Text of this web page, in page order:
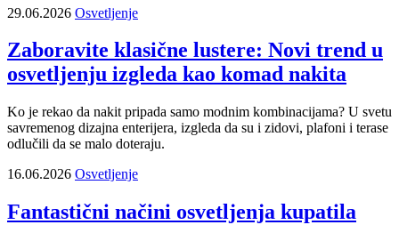
29.06.2026 Osvetljenje
Zaboravite klasične lustere: Novi trend u
osvetljenju izgleda kao komad nakita
Ko je rekao da nakit pripada samo modnim kombinacijama? U svetu
savremenog dizajna enterijera, izgleda da su i zidovi, plafoni i terase
odlučili da se malo doteraju.
16.06.2026 Osvetljenje
Fantastični načini osvetljenja kupatila